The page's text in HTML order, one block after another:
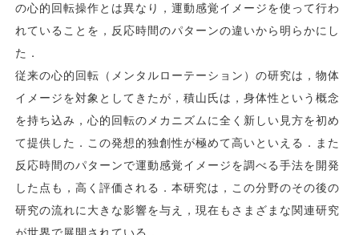
の心的回転操作とは異なり，運動感覚イメージを使って行わ
れていることを，反応時間のパターンの違いから明らかにし
た．
従来の心的回転（メンタルローテーション）の研究は，物体
イメージを対象としてきたが，積山氏は，身体性という概念
を持ち込み，心的回転のメカニズムに全く新しい見方を初め
て提供した．この発想的独創性が極めて高いといえる．また
反応時間のパターンで運動感覚イメージを調べる手法を開発
した点も，高く評価される．本研究は，この分野のその後の
研究の流れに大きな影響を与え，現在もさまざまな関連研究
が世界で展開されている．